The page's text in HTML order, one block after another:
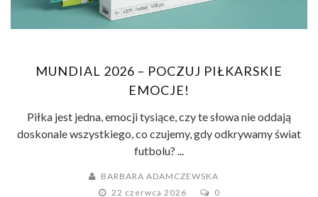
MUNDIAL 2026 – POCZUJ PIŁKARSKIE
EMOCJE!
Piłka jest jedna, emocji tysiące, czy te słowa nie oddają
doskonale wszystkiego, co czujemy, gdy odkrywamy świat
futbolu? ...
BARBARA ADAMCZEWSKA
22 czerwca 2026
0